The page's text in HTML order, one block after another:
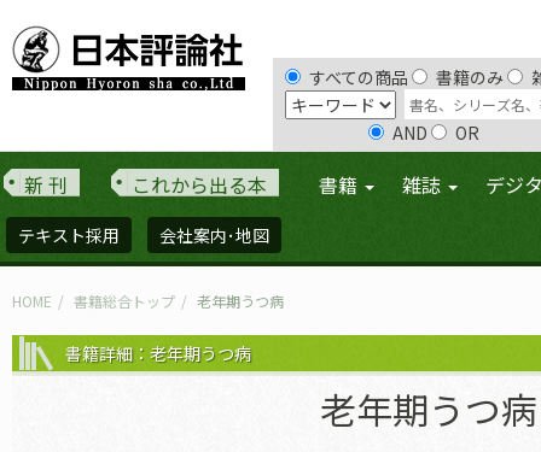
すべての商品 書籍のみ
AND OR
新 刊 これから出る本 書籍 雑誌 デジ
テキスト採用 会社案内･地図
HOME 書籍総合トップ 老年期うつ病
書籍詳細：老年期うつ病
老年期うつ病